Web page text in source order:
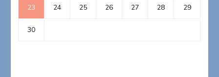
23 24 25 26 27 28 29
30